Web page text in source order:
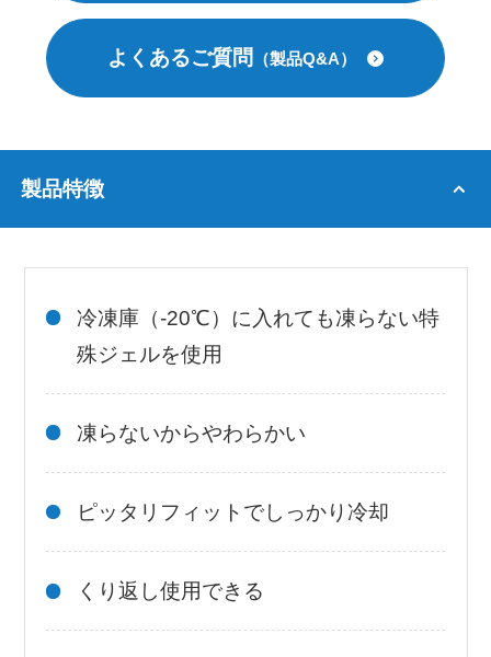
よくあるご質問 （製品Q&A）
製品特徴
冷凍庫（-20℃）に入れても凍らない特
殊ジェルを使用
凍らないからやわらかい
ピッタリフィットでしっかり冷却
くり返し使用できる